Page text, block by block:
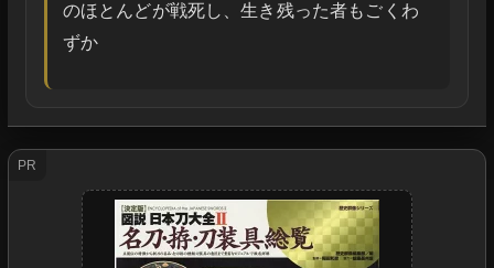
のほとんどが戦死し、生き残った者もごくわ
ずか
PR